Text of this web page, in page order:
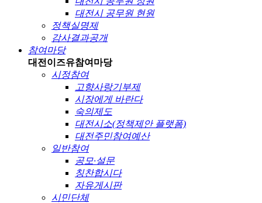
대전시 공무원 현원
정책실명제
감사결과공개
참여마당
대전이즈유참여마당
시정참여
고향사랑기부제
시장에게 바란다
숙의제도
대전시소(정책제안 플랫폼)
대전주민참여예산
일반참여
공모·설문
칭찬합시다
자유게시판
시민단체